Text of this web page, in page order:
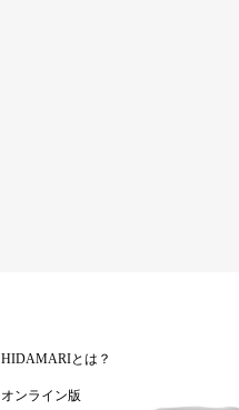
HIDAMARIとは？
オンライン版